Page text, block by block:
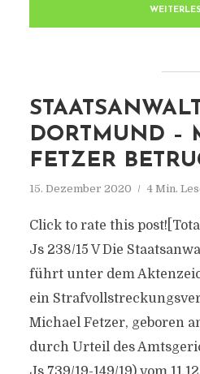
DORTMUND –
FETZER
15. Dezember 2020 4 Min.
Click to rate this
Js 238/15 V Die
führt unter dem
ein
Michael Fetzer, geboren
durch Urteil des